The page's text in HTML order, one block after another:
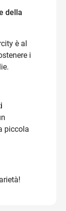
della
è al
i
piccola